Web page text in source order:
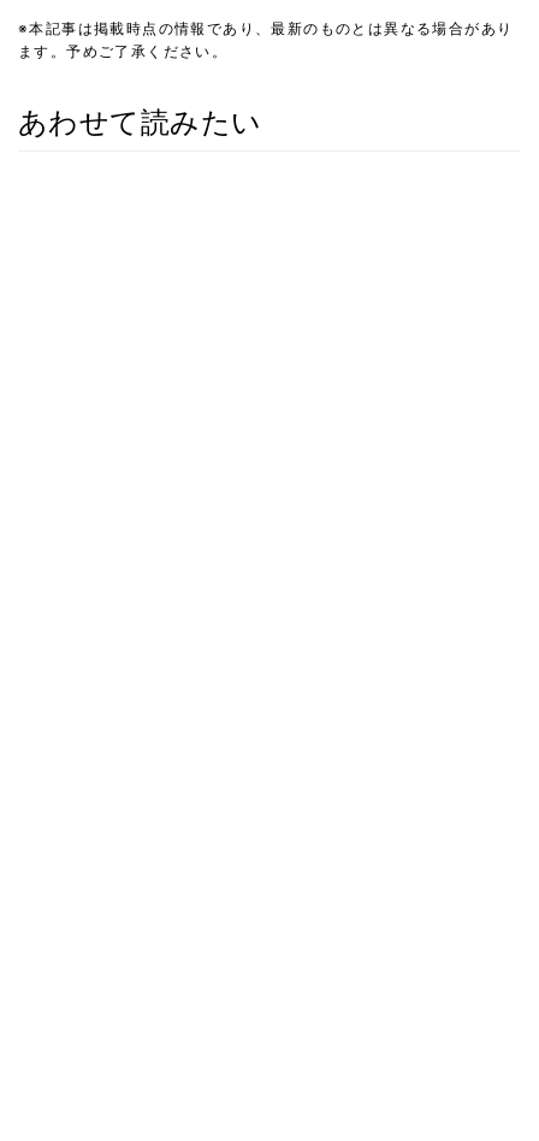
※本記事は掲載時点の情報であり、最新のものとは異なる場合があり
ます。予めご了承ください。
あわせて読みたい